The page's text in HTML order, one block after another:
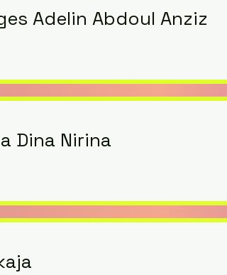
Adelin Abdoul Anziz
Dina Nirina